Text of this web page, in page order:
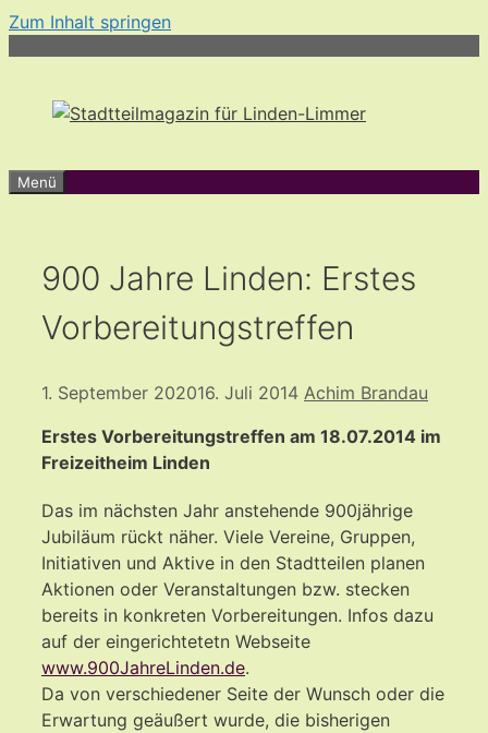
Zum Inhalt springen
Menü
900 Jahre Linden: Erstes
Vorbereitungstreffen
1. September 202016. Juli 2014 Achim Brandau
Erstes Vorbereitungstreffen am 18.07.2014 im
Freizeitheim Linden
Das im nächsten Jahr anstehende 900jährige
Jubiläum rückt näher. Viele Vereine, Gruppen,
Initiativen und Aktive in den Stadtteilen planen
Aktionen oder Veranstaltungen bzw. stecken
bereits in konkreten Vorbereitungen. Infos dazu
auf der eingerichtetetn Webseite
www.900JahreLinden.de.
Da von verschiedener Seite der Wunsch oder die
Erwartung geäußert wurde, die bisherigen